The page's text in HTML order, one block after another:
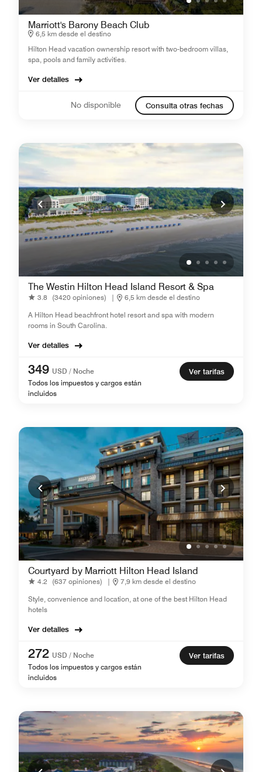
Marriott's Barony Beach Club
6,5 km desde el destino
Hilton Head vacation ownership resort with two-bedroom villas,
spa, pools and family activities.
Ver detalles
No disponible Consulta otras fechas
The Westin Hilton Head Island Resort & Spa
3.8 (3420 opiniones) |
6,5 km desde el destino
A Hilton Head beachfront hotel resort and spa with modern
rooms in South Carolina.
Ver detalles
349 USD / Noche
Todos los impuestos y cargos están
incluidos
Ver tarifas
Courtyard by Marriott Hilton Head Island
4.2 (637 opiniones) |
7,9 km desde el destino
Style, convenience and location, at one of the best Hilton Head
hotels
Ver detalles
272 USD / Noche
Todos los impuestos y cargos están
incluidos
Ver tarifas